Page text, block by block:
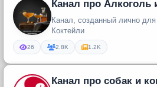
Канал про Алкоголь
Канал, созданный лично
Коктейли
26 2.8K 1.2K
Канал про собак и